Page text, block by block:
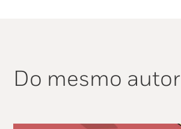
Do mesmo autor